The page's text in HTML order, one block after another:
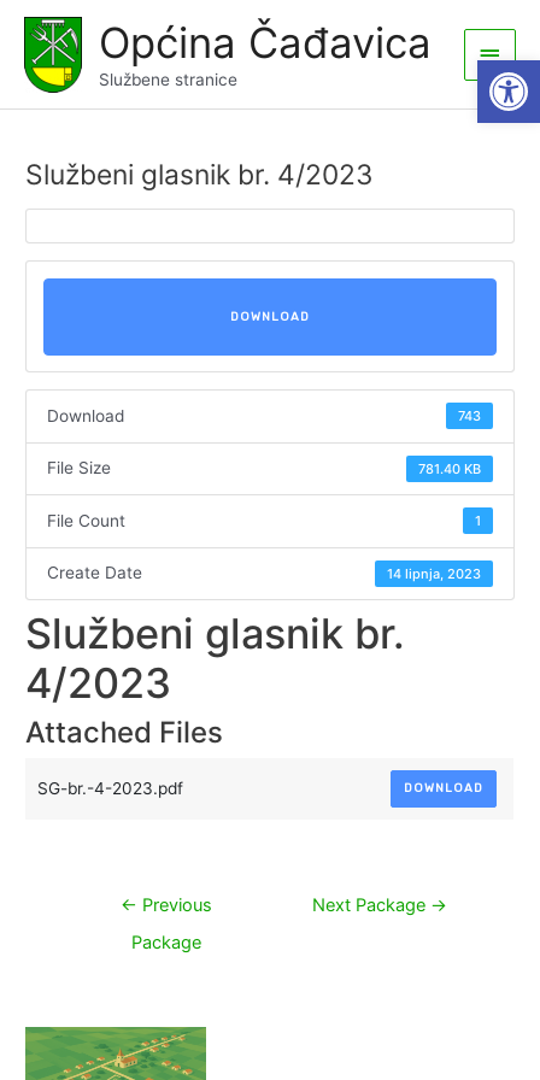
content
Općina Čađavica
Službene stranice
Main
Menu
Službeni glasnik br. 4/2023
DOWNLOAD
Download 743
File Size 781.40 KB
File Count 1
Create Date 14 lipnja, 2023
Službeni glasnik br.
4/2023
Attached Files
SG-br.-4-2023.pdf DOWNLOAD
Navigacija
← Previous
Package
Next Package →